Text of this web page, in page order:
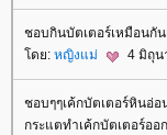
ชอบกินบัตเตอร์เหมือนกัน
ดย: หญิงแม่ 4 มิถุน
ชอบๆๆเค้กบัตเตอร์หินอ่อ
กระแตทำเค้กบัตเตอร์อ